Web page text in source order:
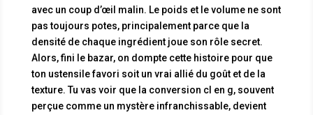
avec un coup d’œil malin. Le poids et le volume ne sont
pas toujours potes, principalement parce que la
densité de chaque ingrédient joue son rôle secret.
Alors, fini le bazar, on dompte cette histoire pour que
ton ustensile favori soit un vrai allié du goût et de la
texture. Tu vas voir que la conversion cl en g, souvent
perçue comme un mystère infranchissable, devient